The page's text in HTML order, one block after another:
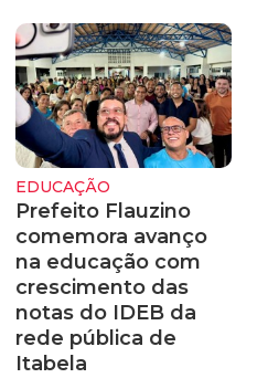
EDUCAÇÃO
Prefeito Flauzino
comemora avanço
na educação com
crescimento das
notas do IDEB da
rede pública de
Itabela